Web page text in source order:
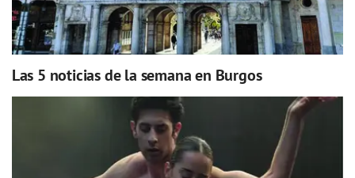
Las 5 noticias de la semana en Burgos